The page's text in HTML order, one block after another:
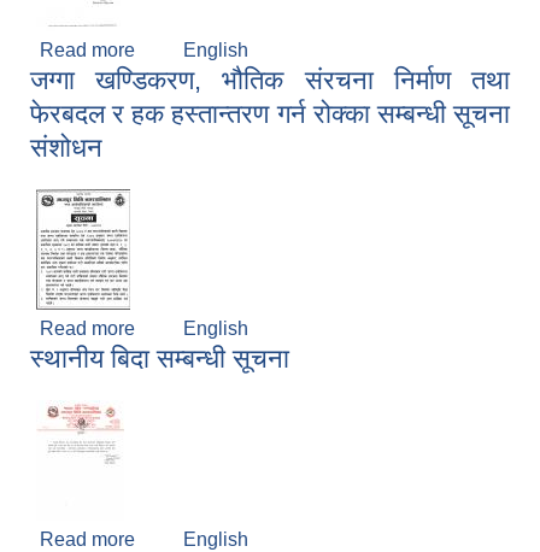
Read more about विद्यालय बन्द गर्ने तथा अनलाइन कक्षा सञ्चालन
सम्बन्धी सूचना
English
जग्गा खण्डिकरण, भौतिक संरचना निर्माण तथा
फेरबदल र हक हस्तान्तरण गर्न रोक्का सम्बन्धी सूचना
संशोधन
Read more about जग्गा खण्डिकरण, भौतिक संरचना निर्माण तथा
फेरबदल र हक हस्तान्तरण गर्न रोक्का सम्बन्धी सूचना संशोधन
English
स्थानीय बिदा सम्बन्धी सूचना
Read more about स्थानीय बिदा सम्बन्धी सूचना
English